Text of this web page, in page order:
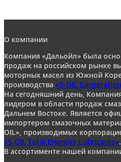
О компании
Компания «Дальойл» была
продаж на российском рынке
моторных масел из Южной
производства «S-OIL
На сегодняшний день,
лидером в области продаж
Дальнем Востоке. Является
импортером смазочных
OIL», производимых
«S-OIL Total Energies Lubricants».
В ассортименте нашей